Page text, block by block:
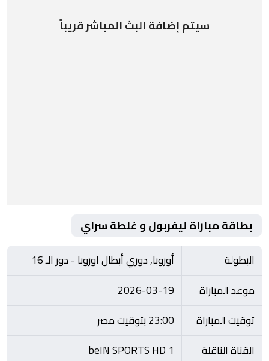
سيتم إضافة البث المباشر قريباً
بطاقة مباراة ليفربول و غلطة سراي
البطولة
أوروبا, دوري أبطال اوروبا - دور الـ 16
موعد المباراة
2026-03-19
توقيت المباراة
23:00 بتوقيت مصر
القناة الناقلة
beIN SPORTS HD 1